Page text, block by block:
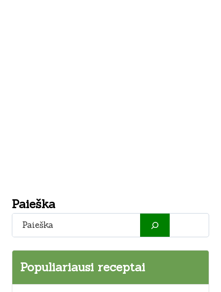
Paieška
Paieška
Populiariausi receptai